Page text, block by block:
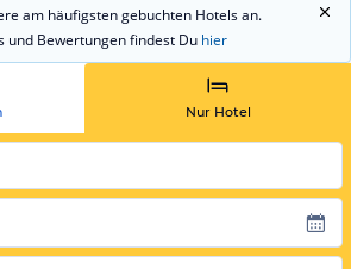
am häufigsten gebuchten Hotels an.
und Bewertungen findest Du hier
Nur Hotel